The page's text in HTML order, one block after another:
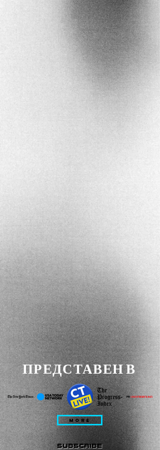
ПРЕДСТАВЕН В
MORE
subscribe